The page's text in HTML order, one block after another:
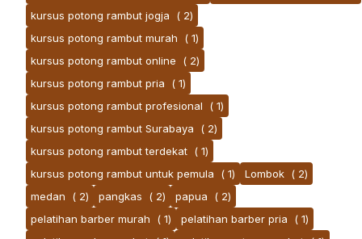
kursus potong rambut jogja
( 2)
kursus potong rambut murah
( 1)
kursus potong rambut online
( 2)
kursus potong rambut pria
( 1)
kursus potong rambut profesional
( 1)
kursus potong rambut Surabaya
( 2)
kursus potong rambut terdekat ( 1)
kursus potong rambut untuk pemula
( 1) Lombok ( 2)
medan
( 2) pangkas ( 2) papua
( 2)
pelatihan barber murah
( 1) pelatihan barber pria
( 1)